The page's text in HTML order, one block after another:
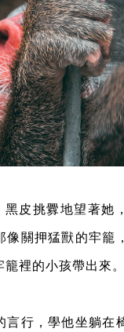
皮挑釁地望著她
像關押猛獸的牢籠
裡的小孩帶出來。
言行，學他坐躺在